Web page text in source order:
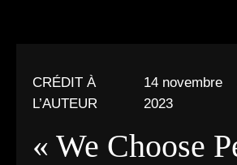
CRÉDIT À
L’AUTEUR
14 novembre
2023
« We Choose